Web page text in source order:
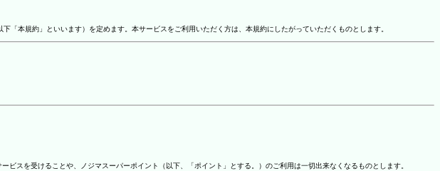
本規約」といいます）を定めます。本サービスをご利用いただく方は、本規約にしたがっていただくものとします。
スを受けることや、ノジマスーパーポイント（以下、「ポイント」とする。）のご利用は一切出来なくなるものとします。